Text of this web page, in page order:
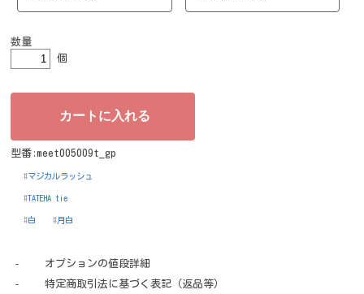
数量
個
型番:meet005009t_gp
マジカルラッシュ
TATEHA tie
白 月白
オプションの値段詳細
特定商取引法に基づく表記（返品等）